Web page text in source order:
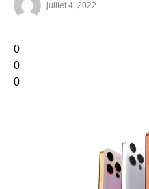
juillet 4, 2022
0
0
0